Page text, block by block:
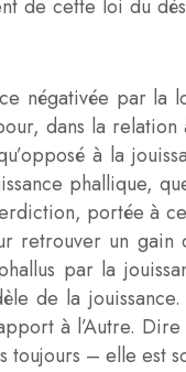
de cette loi du
négativée par
dans la
à la
phallique,
portée à
retrouver un gain
par la
de la
à l’Autre.
toujours – elle est